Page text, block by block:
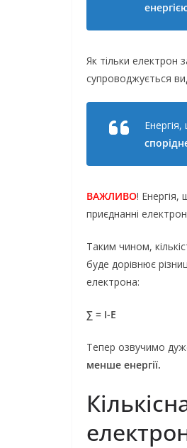
Як тільки електрон
супроводжується
ВАЖЛИВО! Енергія,
приєднанні
Таким чином,
буде дорівнює
електрона:
∑ = I-E
Тепер озвучимо
менше енергії.